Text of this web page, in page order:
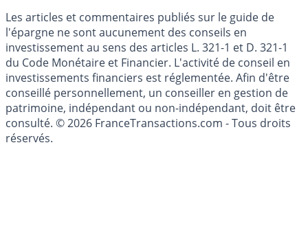
Cookies
Les articles et commentaires publiés sur le guide de
l'épargne ne sont aucunement des conseils en
investissement au sens des articles L. 321-1 et D. 321-1
du Code Monétaire et Financier. L'activité de conseil en
investissements financiers est réglementée. Afin d'être
conseillé personnellement, un conseiller en gestion de
patrimoine, indépendant ou non-indépendant, doit être